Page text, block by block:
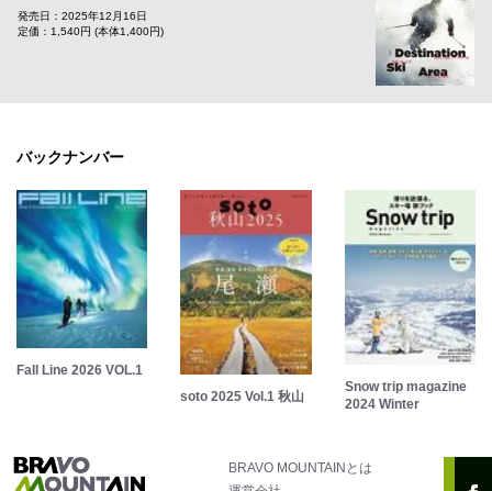
発売日：2025年12月16日
定価：1,540円 (本体1,400円)
バックナンバー
Fall Line 2026 VOL.1
soto 2025 Vol.1 秋山
Snow trip magazine
2024 Winter
BRAVO MOUNTAINとは